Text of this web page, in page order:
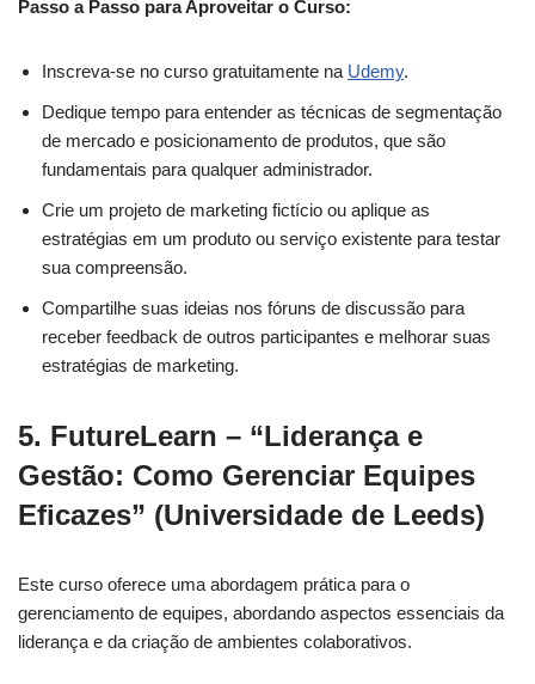
Passo a Passo para Aproveitar o Curso:
Inscreva-se no curso gratuitamente na Udemy.
Dedique tempo para entender as técnicas de segmentação
de mercado e posicionamento de produtos, que são
fundamentais para qualquer administrador.
Crie um projeto de marketing fictício ou aplique as
estratégias em um produto ou serviço existente para testar
sua compreensão.
Compartilhe suas ideias nos fóruns de discussão para
receber feedback de outros participantes e melhorar suas
estratégias de marketing.
5. FutureLearn – “Liderança e
Gestão: Como Gerenciar Equipes
Eficazes” (Universidade de Leeds)
Este curso oferece uma abordagem prática para o
gerenciamento de equipes, abordando aspectos essenciais da
liderança e da criação de ambientes colaborativos.